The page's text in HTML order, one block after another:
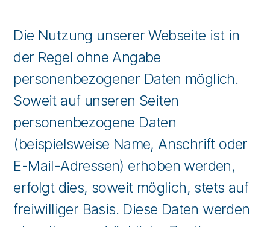
Die Nutzung unserer Webseite ist in
der Regel ohne Angabe
personenbezogener Daten möglich.
Soweit auf unseren Seiten
personenbezogene Daten
(beispielsweise Name, Anschrift oder
E-Mail-Adressen) erhoben werden,
erfolgt dies, soweit möglich, stets auf
freiwilliger Basis. Diese Daten werden